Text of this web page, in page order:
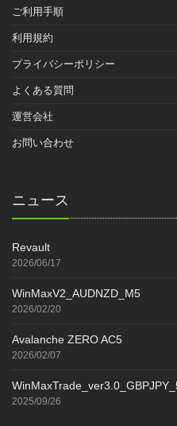
ご利用手順
利用規約
プライバシーポリシー
よくある質問
運営会社
お問い合わせ
ニュース
Revault
2026/06/17
WinMaxV2_AUDNZD_M5
2026/02/20
Avalanche ZERO AC5
2026/02/07
2025/09/26